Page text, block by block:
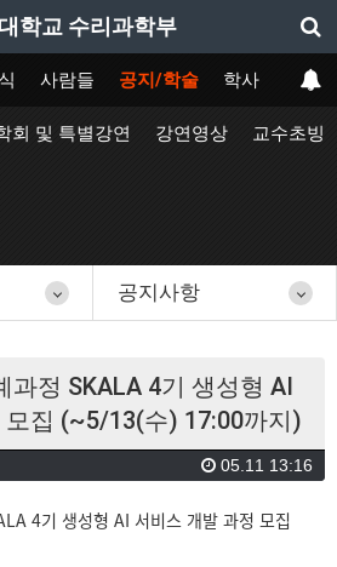
학교 수리과학부
사람들 공지/학술 학사
회 및 특별강연 강연영상 교수초빙
공지사항
과정 SKALA 4기 생성형 AI
모집 (~5/13(수) 17:00까지)
05.11 13:16
4기 생성형 AI 서비스 개발 과정 모집